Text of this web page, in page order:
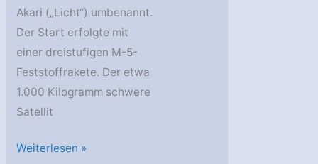
Akari („Licht“) umbenannt.
Der Start erfolgte mit
einer dreistufigen M-5-
Feststoffrakete. Der etwa
1.000 Kilogramm schwere
Satellit
Japan
Weiterlesen »